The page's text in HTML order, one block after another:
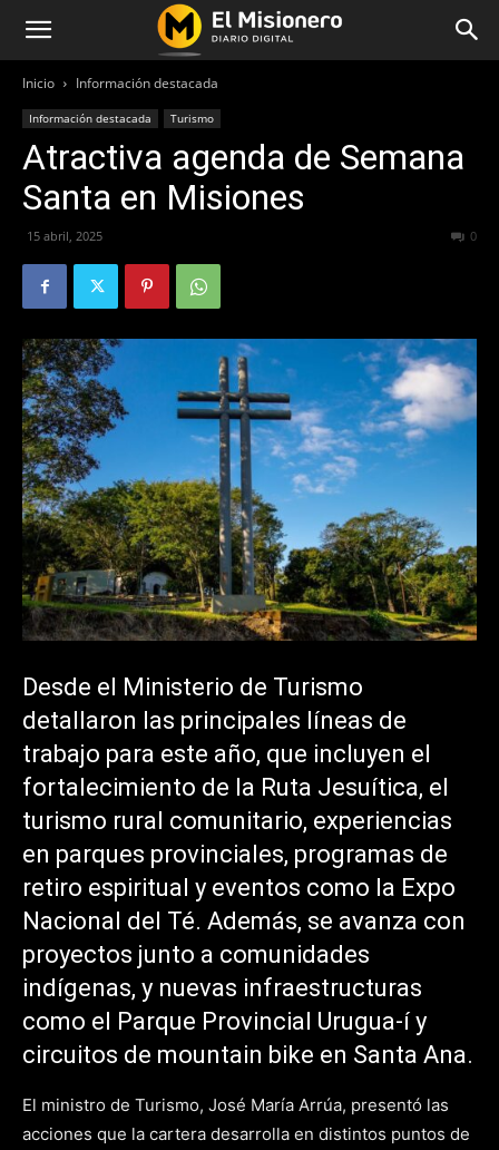
Inicio Información destacada
Información destacada Turismo
Atractiva agenda de Semana
Santa en Misiones
15 abril, 2025 0
Desde el Ministerio de Turismo
detallaron las principales líneas de
trabajo para este año, que incluyen el
fortalecimiento de la Ruta Jesuítica, el
turismo rural comunitario, experiencias
en parques provinciales, programas de
retiro espiritual y eventos como la Expo
Nacional del Té. Además, se avanza con
proyectos junto a comunidades
indígenas, y nuevas infraestructuras
como el Parque Provincial Urugua-í y
circuitos de mountain bike en Santa Ana.
El ministro de Turismo, José María Arrúa, presentó las
acciones que la cartera desarrolla en distintos puntos de